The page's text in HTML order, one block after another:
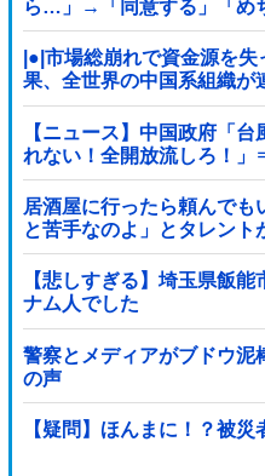
ら…」→「同意する」「め
ﾙ」＝韓国の反応
|●|市場総崩れで資金源を
果、全世界の中国系組織
【ニュース】中国政府「
れない！全開放流しろ！
ｗｗｗ
居酒屋に行ったら頼んでも
と苦手なのよ」とタレン
【悲しすぎる】埼玉県飯
ナム人でした
警察とメディアがブドウ泥
の声
【疑問】ほんまに！？被